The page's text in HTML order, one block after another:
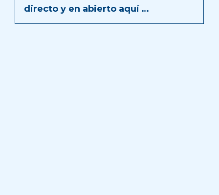
directo y en abierto aquí …